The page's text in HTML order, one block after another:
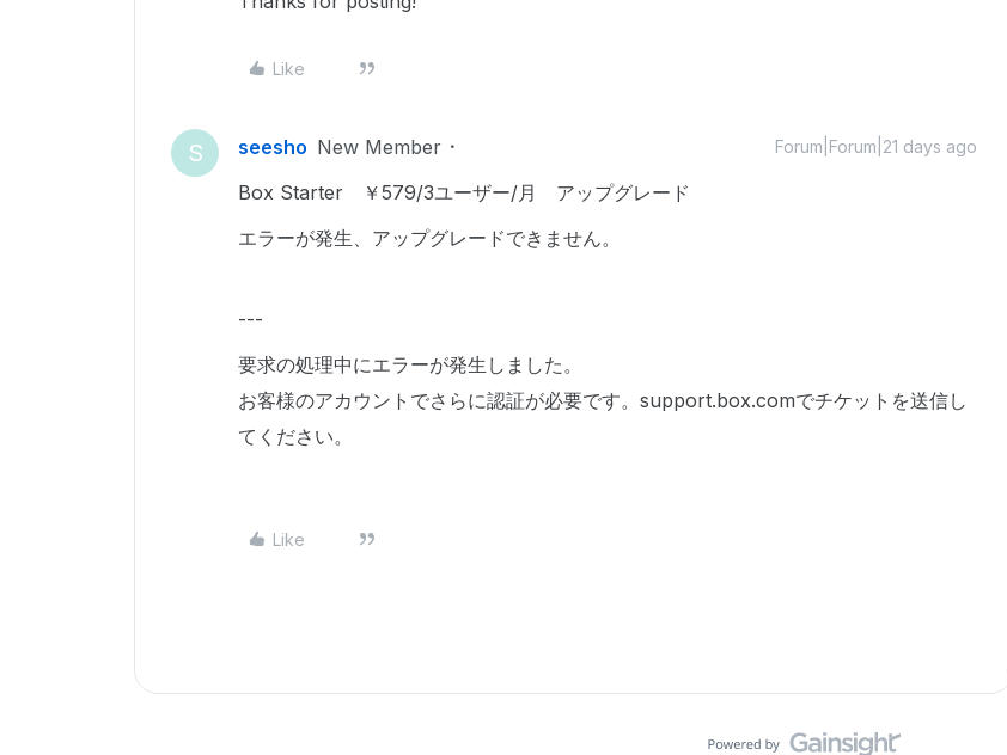
Like
S seesho New Member Forum|Forum|21 days ago
Box Starter ￥579/3ユーザー/月 アップグレード
エラーが発生、アップグレードできません。
---
要求の処理中にエラーが発生しました。
お客様のアカウントでさらに認証が必要です。support.box.comでチケットを送信し
てください。
Like